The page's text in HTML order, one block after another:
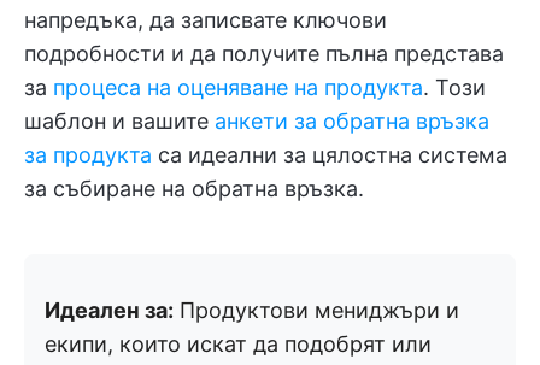
напредъка, да записвате ключови
подробности и да получите пълна представа
за процеса на оценяване на продукта. Този
шаблон и вашите анкети за обратна връзка
за продукта са идеални за цялостна система
за събиране на обратна връзка.
Идеален за: Продуктови мениджъри и
екипи, които искат да подобрят или